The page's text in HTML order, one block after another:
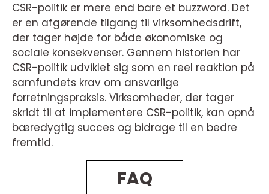
CSR-politik er mere end bare et buzzword. Det
er en afgørende tilgang til virksomhedsdrift,
der tager højde for både økonomiske og
sociale konsekvenser. Gennem historien har
CSR-politik udviklet sig som en reel reaktion på
samfundets krav om ansvarlige
forretningspraksis. Virksomheder, der tager
skridt til at implementere CSR-politik, kan opnå
bæredygtig succes og bidrage til en bedre
fremtid.
FAQ